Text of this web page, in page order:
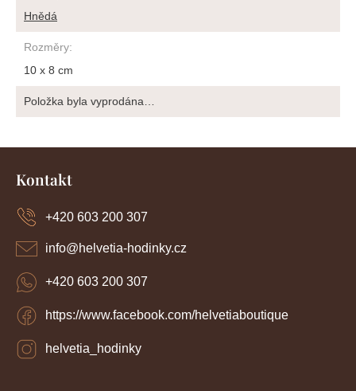
Hnědá
Rozměry:
10 x 8 cm
Položka byla vyprodána…
Kontakt
info@helvetia-hodinky.cz
+420 603 200 307
https://www.facebook.com/helvetiaboutique
helvetia_hodinky
+420 603 200 307